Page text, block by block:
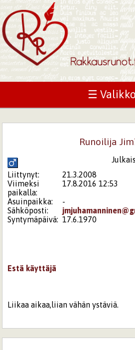
☰ Valikko
Runoilija
Liittynyt:
21.3.2008
Viimeksi
paikalla:
17.8.2016 12:53
Asuinpaikka:
-
Sähköposti:
Syntymäpäivä: 17.6.1970
Estä käyttäjä
Liikaa aikaa,liian vähän ystäviä.